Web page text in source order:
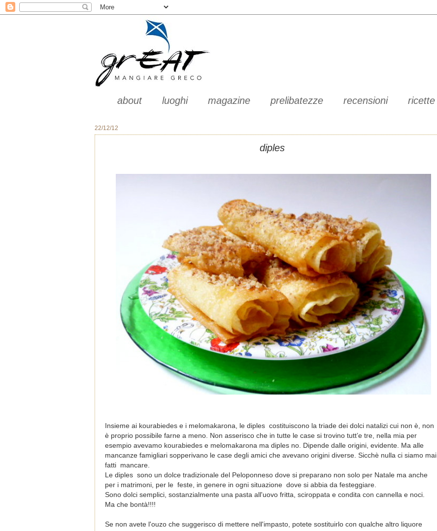
about luoghi magazine prelibatezze recensioni ricette
22/12/12
diples
Insieme ai kourabiedes e i melomakarona, le diples costituiscono la triade dei dolci natalizi cui non è, non
è proprio possibile farne a meno. Non asserisco che in tutte le case si trovino tutt’e tre, nella mia per
esempio avevamo kourabiedes e melomakarona ma diples no. Dipende dalle origini, evidente. Ma alle
mancanze famigliari sopperivano le case degli amici che avevano origini diverse. Sicchè nulla ci siamo mai
fatti mancare.
Le diples sono un dolce tradizionale del Peloponneso dove si preparano non solo per Natale ma anche
per i matrimoni, per le feste, in genere in ogni situazione dove si abbia da festeggiare.
Sono dolci semplici, sostanzialmente una pasta all'uovo fritta, sciroppata e condita con cannella e noci.
Ma che bontà!!!!
Se non avete l'ouzo che suggerisco di mettere nell'impasto, potete sostituirlo con qualche altro liquore